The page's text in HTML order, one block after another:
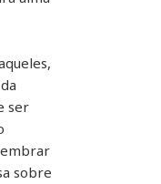
ser
sobre